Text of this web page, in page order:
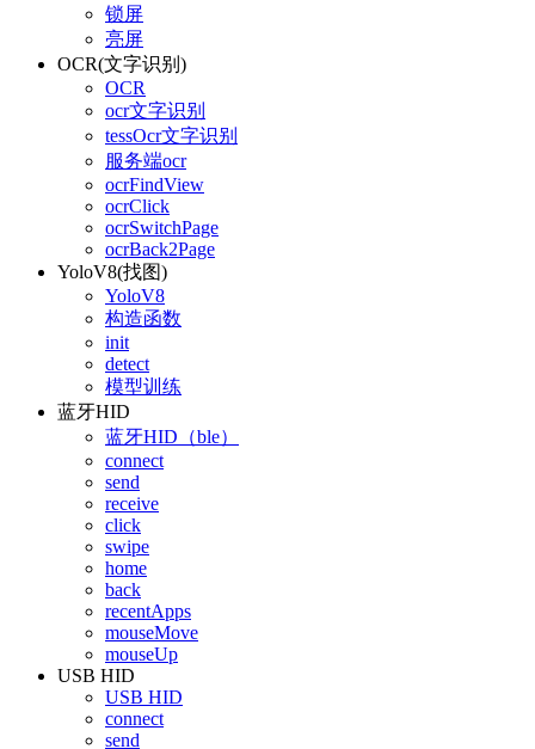
锁屏
亮屏
OCR(文字识别)
OCR
ocr文字识别
tessOcr文字识别
服务端ocr
ocrFindView
ocrClick
ocrSwitchPage
ocrBack2Page
YoloV8(找图)
YoloV8
构造函数
init
detect
模型训练
蓝牙HID
蓝牙HID（ble）
connect
send
receive
click
swipe
home
back
recentApps
mouseMove
mouseUp
USB HID
USB HID
connect
send